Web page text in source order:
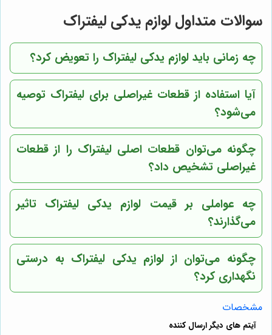
سوالات متداول لوازم یدکی لیفتراک
چه زمانی باید لوازم یدکی لیفتراک را تعویض کرد؟
آیا استفاده از قطعات غیراصلی برای لیفتراک توصیه
می‌شود؟
چگونه می‌توان قطعات اصلی لیفتراک را از قطعات
غیراصلی تشخیص داد؟
چه عواملی بر قیمت لوازم یدکی لیفتراک تاثیر
می‌گذارند؟
چگونه می‌توان از لوازم یدکی لیفتراک به درستی
نگهداری کرد؟
مشخصات